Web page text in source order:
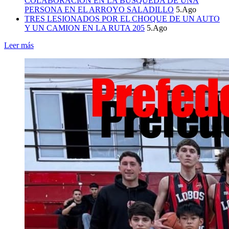
PERSONA EN EL ARROYO SALADILLO 5.Ago
TRES LESIONADOS POR EL CHOQUE DE UN AUTO
Y UN CAMION EN LA RUTA 205 5.Ago
Leer más